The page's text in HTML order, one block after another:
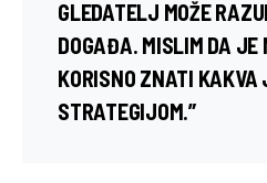
GLEDATELJ MOŽE
DOGAĐA. MISLIM DA
KORISNO ZNATI
STRATEGIJOM.”